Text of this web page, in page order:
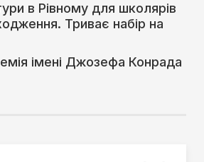
в Рівному для школярів
Триває набір на
імені Джозефа Конрада